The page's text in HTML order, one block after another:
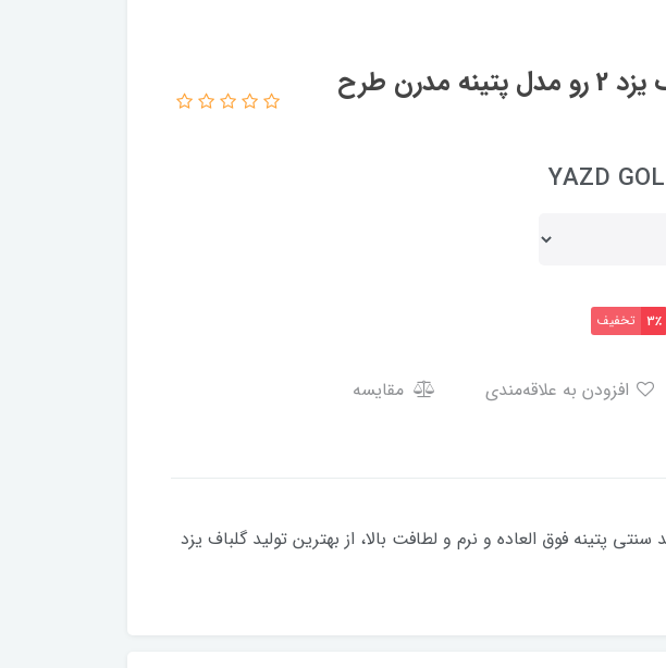
روفرشی دو شانل گلباف یزد 2 رو مدل پتینه مدرن طرح
YAZD
3٪ تخفیف
مقایسه
جدید سنتی پتینه فوق العاده و نرم و لطافت بالا، از بهترین تولید گلباف یزد